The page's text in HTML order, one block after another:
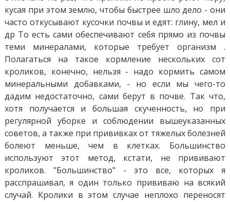
кусая при этом землю, чтобы быстрее шло дело - они
часто откусывают кусочки почвы и едят: глину, мел и
др То есть сами обеспечивают себя прямо из почвы
теми минералами, которые требует организм .
Полагаться на такое кормление нескольких сот
кроликов, конечно, нельзя - надо кормить самом
минеральными добавками, - но если мы чего-то
дадим недостаточно, сами берут в почве. Так что,
хотя получается и большая скученность, но при
регулярной уборке и соблюдении вышеуказанных
советов, а также при прививках от тяжелых болезней
болеют меньше, чем в клетках. Большинство
используют этот метод, кстати, не прививают
кроликов. "Большинство" - это все, которых я
расспрашивал, я один только прививаю на всякий
случай. Кролики в этом случае неплохо переносят